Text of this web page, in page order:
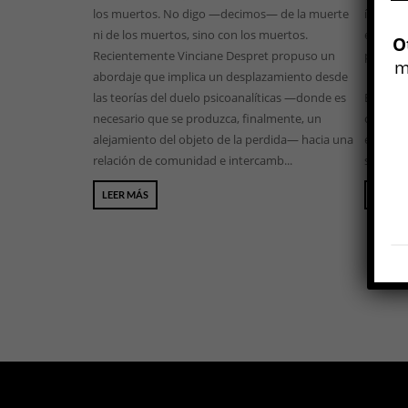
los muertos. No digo —decimos— de la muerte
ni de los muertos, sino con los muertos.
Recientemente Vinciane Despret propuso un
abordaje que implica un desplazamiento desde
las teorías del duelo psicoanalíticas —donde es
necesario que se produzca, finalmente, un
alejamiento del objeto de la perdida— hacia una
relación de comunidad e intercamb...
LEER MÁS
íbamos
el pelo
El
ojos
estar
salen a